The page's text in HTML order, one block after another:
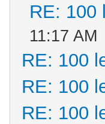
RE: 100
11:17 AM
RE: 100
RE: 100
RE: 100